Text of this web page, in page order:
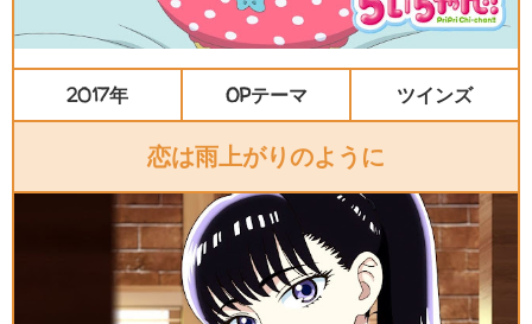
2017年 OPテーマ ツインズ
恋は雨上がりのように